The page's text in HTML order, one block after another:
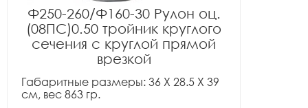
Ф250-260/Ф160-30 Рулон оц.
(08ПС)0.50 тройник круглого
сечения с круглой прямой
врезкой
Габаритные размеры: 36 X 28.5 X 39
см, вес 863 гр.